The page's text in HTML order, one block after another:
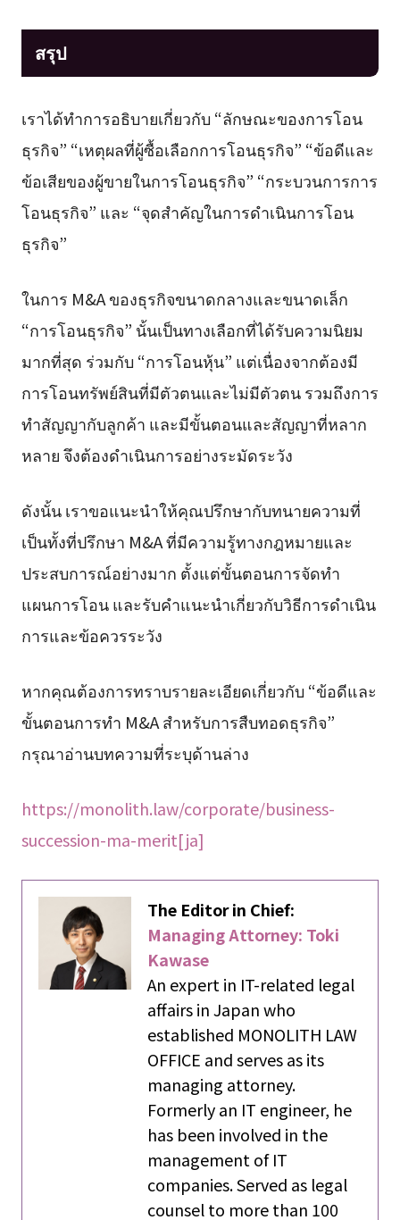
สรุป
เราได้ทำการอธิบายเกี่ยวกับ “ลักษณะของการโอน
ธุรกิจ” “เหตุผลที่ผู้ซื้อเลือกการโอนธุรกิจ” “ข้อดีและ
ข้อเสียของผู้ขายในการโอนธุรกิจ” “กระบวนการการ
โอนธุรกิจ” และ “จุดสำคัญในการดำเนินการโอน
ธุรกิจ”
ในการ M&A ของธุรกิจขนาดกลางและขนาดเล็ก
“การโอนธุรกิจ” นั้นเป็นทางเลือกที่ได้รับความนิยม
มากที่สุด ร่วมกับ “การโอนหุ้น” แต่เนื่องจากต้องมี
การโอนทรัพย์สินที่มีตัวตนและไม่มีตัวตน รวมถึงการ
ทำสัญญากับลูกค้า และมีขั้นตอนและสัญญาที่หลาก
หลาย จึงต้องดำเนินการอย่างระมัดระวัง
ดังนั้น เราขอแนะนำให้คุณปรึกษากับทนายความที่
เป็นทั้งที่ปรึกษา M&A ที่มีความรู้ทางกฎหมายและ
ประสบการณ์อย่างมาก ตั้งแต่ขั้นตอนการจัดทำ
แผนการโอน และรับคำแนะนำเกี่ยวกับวิธีการดำเนิน
การและข้อควรระวัง
หากคุณต้องการทราบรายละเอียดเกี่ยวกับ “ข้อดีและ
ขั้นตอนการทำ M&A สำหรับการสืบทอดธุรกิจ”
กรุณาอ่านบทความที่ระบุด้านล่าง
https://monolith.law/corporate/business-
succession-ma-merit[ja]
The Editor in Chief:
Managing Attorney: Toki
Kawase
An expert in IT-related legal
affairs in Japan who
established MONOLITH LAW
OFFICE and serves as its
managing attorney.
Formerly an IT engineer, he
has been involved in the
management of IT
companies. Served as legal
counsel to more than 100